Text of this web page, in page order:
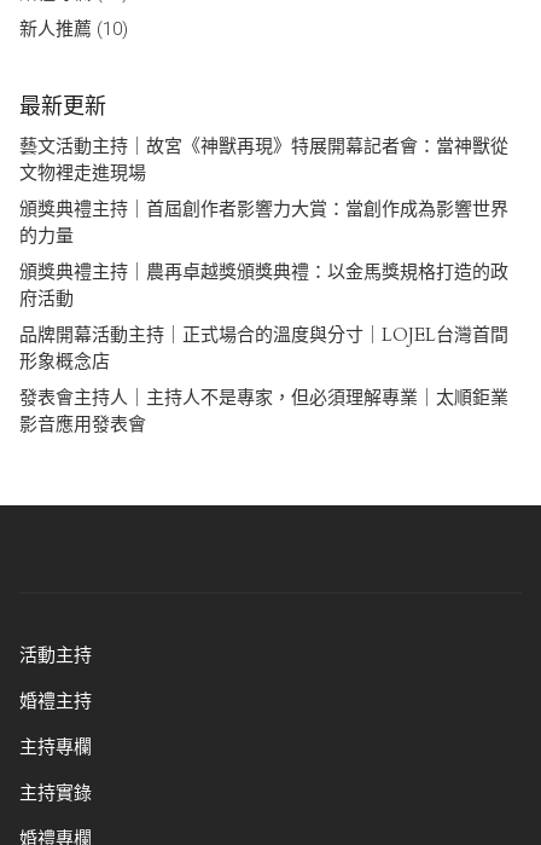
新人推薦 (10)
最新更新
藝文活動主持｜故宮《神獸再現》特展開幕記者會：當神獸從
文物裡走進現場
頒獎典禮主持｜首屆創作者影響力大賞：當創作成為影響世界
的力量
頒獎典禮主持｜農再卓越獎頒獎典禮：以金馬獎規格打造的政
府活動
品牌開幕活動主持｜正式場合的溫度與分寸｜LOJEL台灣首間
形象概念店
發表會主持人｜主持人不是專家，但必須理解專業｜太順鉅業
影音應用發表會
活動主持
婚禮主持
主持專欄
主持實錄
婚禮專欄